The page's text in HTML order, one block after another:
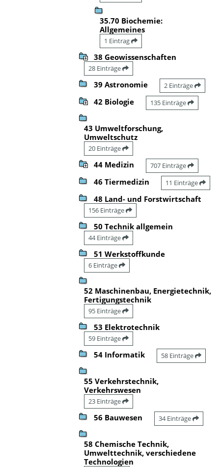
35.70 Biochemie:
Allgemeines
1 Eintrag
38 Geowissenschaften
28 Einträge
39 Astronomie 2 Einträge
42 Biologie 135 Einträge
43 Umweltforschung,
Umweltschutz
20 Einträge
44 Medizin 707 Einträge
46 Tiermedizin 11 Einträge
48 Land- und Forstwirtschaft
156 Einträge
50 Technik allgemein
44 Einträge
51 Werkstoffkunde
6 Einträge
52 Maschinenbau, Energietechnik,
Fertigungstechnik
95 Einträge
53 Elektrotechnik
59 Einträge
54 Informatik 58 Einträge
55 Verkehrstechnik,
Verkehrswesen
23 Einträge
56 Bauwesen 34 Einträge
58 Chemische Technik,
Umwelttechnik, verschiedene
Technologien